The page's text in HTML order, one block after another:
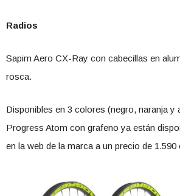
Radios
Sapim Aero CX-Ray con cabecillas en
rosca.
Disponibles en 3 colores (negro, naranja y
Progress Atom con grafeno ya están
en la web de la marca a un precio de 1.590